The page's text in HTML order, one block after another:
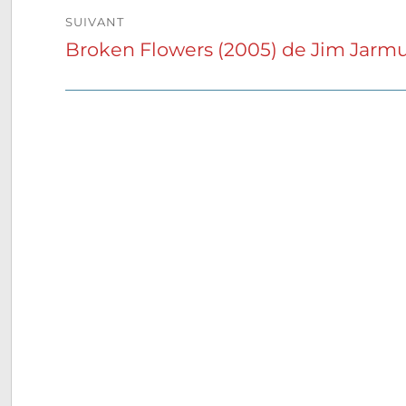
SUIVANT
Publication
Broken Flowers (2005) de Jim